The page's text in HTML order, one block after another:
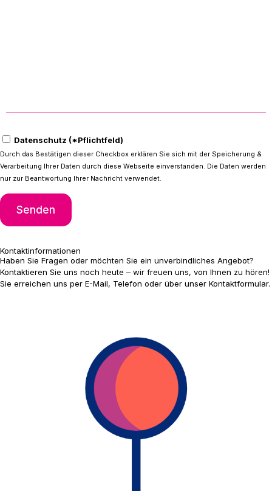
Datenschutz (*Pflichtfeld)
Durch das Bestätigen dieser Checkbox erklären Sie sich mit der Speicherung &
Verarbeitung Ihrer Daten durch diese Webseite einverstanden. Die Daten werden
nur zur Beantwortung Ihrer Nachricht verwendet.
Kontakt­informationen
Haben Sie Fragen oder möchten Sie ein unverbindliches Angebot?
Kontaktieren Sie uns noch heute – wir freuen uns, von Ihnen zu hören!
Sie erreichen uns per E-Mail, Telefon oder über unser Kontaktformular.